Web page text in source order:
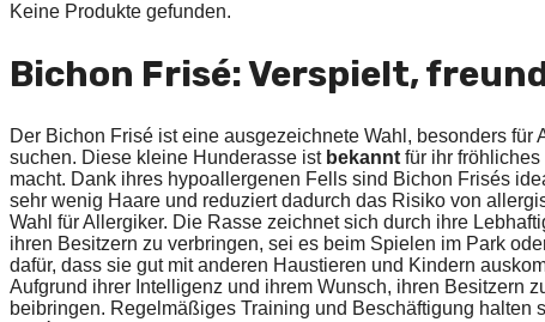
Keine Produkte gefunden.
Bichon Frisé: Verspielt,
Der Bichon Frisé ist eine ausgezeichnete Wahl, besonders
suchen. Diese kleine Hunderasse ist bekannt für ihr
macht. Dank ihres hypoallergenen Fells sind Bichon Frisés
sehr wenig Haare und reduziert dadurch das Risiko von
Wahl für Allergiker. Die Rasse zeichnet sich durch ihre
ihren Besitzern zu verbringen, sei es beim Spielen im Park
dafür, dass sie gut mit anderen Haustieren und Kindern
Aufgrund ihrer Intelligenz und ihrem Wunsch, ihren Besitzern
beibringen. Regelmäßiges Training und Beschäftigung